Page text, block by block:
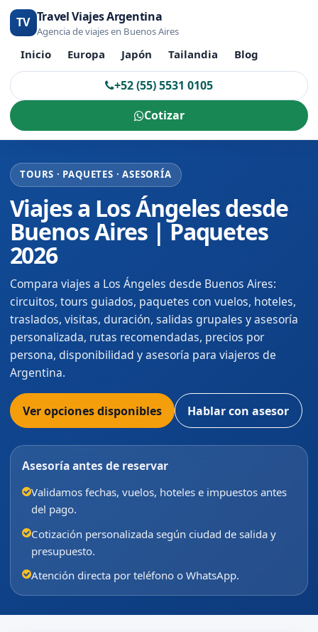
TV Travel Viajes Argentina
Agencia de viajes en Buenos Aires
Inicio Europa Japón Tailandia Blog
+52 (55) 5531 0105
Cotizar
TOURS · PAQUETES · ASESORÍA
Viajes a Los Ángeles desde
Buenos Aires | Paquetes
2026
Compara viajes a Los Ángeles desde Buenos Aires:
circuitos, tours guiados, paquetes con vuelos, hoteles,
traslados, visitas, duración, salidas grupales y asesoría
personalizada, rutas recomendadas, precios por
persona, disponibilidad y asesoría para viajeros de
Argentina.
Ver opciones disponibles Hablar con asesor
Asesoría antes de reservar
Validamos fechas, vuelos, hoteles e impuestos antes
del pago.
Cotización personalizada según ciudad de salida y
presupuesto.
Atención directa por teléfono o WhatsApp.